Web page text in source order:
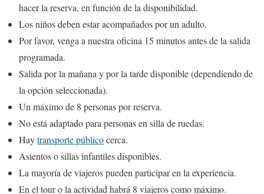
hacer la reserva, en función de la disponibilidad.
Los niños deben estar acompañados por un adulto.
Por favor, venga a nuestra oficina 15 minutos antes de la salida
programada.
Salida por la mañana y por la tarde disponible (dependiendo de
la opción seleccionada).
Un máximo de 8 personas por reserva.
No está adaptado para personas en silla de ruedas.
Haytransporte públicocerca.
Asientos o sillas infantiles disponibles.
La mayoría de viajeros pueden participar en la experiencia.
En el tour o la actividad habrá 8 viajeros como máximo.